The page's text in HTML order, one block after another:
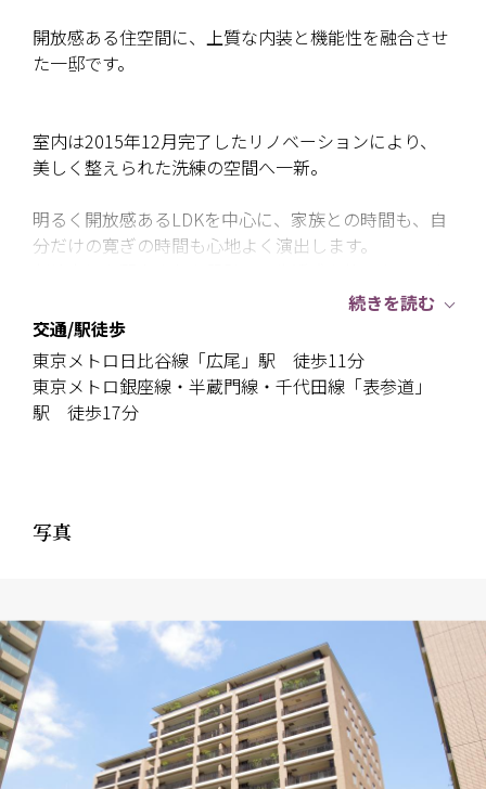
開放感ある住空間に、上質な内装と機能性を融合させ
た一邸です。
室内は2015年12月完了したリノベーションにより、
美しく整えられた洗練の空間へ一新。
明るく開放感あるLDKを中心に、家族との時間も、自
分だけの寛ぎの時間も心地よく演出します。
キッチン・水回り設備も刷新されており、日々の家事
動線にも優れています。
また、オートロックや宅配ボックス等、都心生活を快
適に支える共用設備も充実。
ンです。
この機会にぜひご覧ください。
都心アクセスに優れながらも、落ち着いた街並みが広
がるエリア。
続きを読む
交通/駅徒歩
東京メトロ日比谷線「広尾」駅 徒歩11分
東京メトロ銀座線・半蔵門線・千代田線「表参道」
駅 徒歩17分
写真